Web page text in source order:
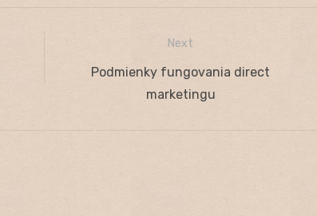
Next
Next
Podmienky fungovania direct
marketingu